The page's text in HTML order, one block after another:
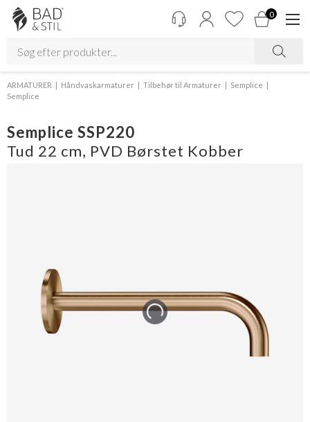
0
ARMATURER Håndvaskarmaturer Tilbehør til Armaturer
Semplice
Semplice
Semplice SSP220
Tud 22 cm, PVD Børstet Kobber